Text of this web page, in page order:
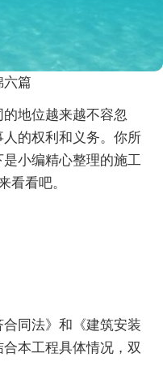
六篇
地位越来越不容忽
的权利和义务。你所
小编精心整理的施工
看看吧。
同法》和《建筑安装
本工程具体情况，双